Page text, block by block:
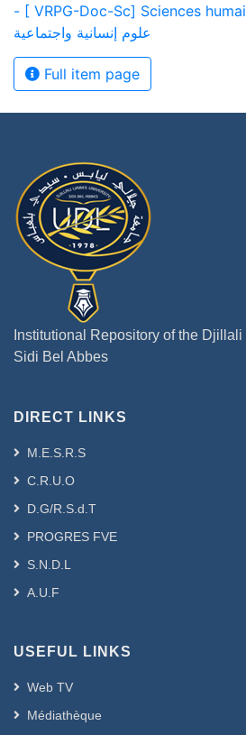
- [ VRPG-Doc-Sc] Sciences
علوم إنسانية واجتماعية
Full item page
Institutional Repository of the
Sidi Bel Abbes
DIRECT LINKS
M.E.S.R.S
C.R.U.O
D.G/R.S.d.T
PROGRES FVE
S.N.D.L
A.U.F
USEFUL LINKS
Web TV
Médiathèque